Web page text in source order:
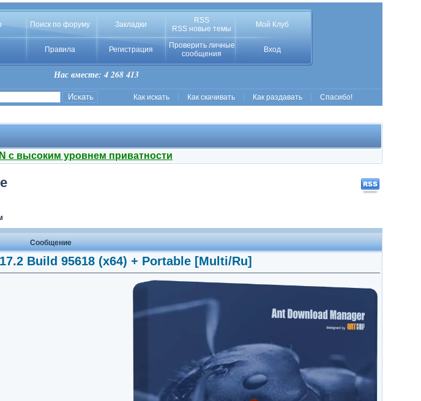
Поиск по форуму Закладки
RSS
RSS новые темы
Мой Клуб
Правила Регистрация
Проверить личные
сообщения
Вход
Нас вместе: 4 268 413
Как искать Как скачивать Как раздавать Спасибо!
с высоким уровнем приватности
Сообщение
Build 95618 (x64) + Portable [Multi/Ru]